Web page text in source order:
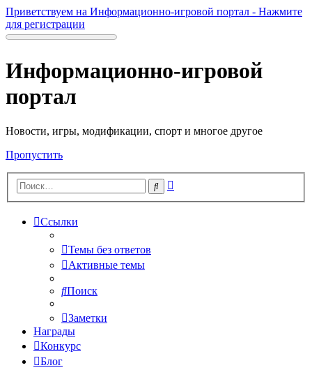
Приветствуем на Информационно-игровой портал - Нажмите
для регистрации
Информационно-игровой
портал
Новости, игры, модификации, спорт и многое другое
Пропустить
Поиск
Ссылки
Темы без ответов
Активные темы
Поиск
Заметки
Награды
Конкурс
Блог